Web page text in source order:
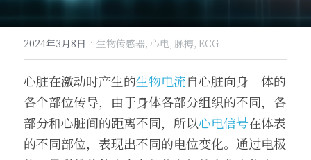
2024年3月8日 · 生物传感器, 心电, 脉搏, ECG
心脏在激动时产生的生物电流自心脏向身　体的
各个部位传导，由于身体各部分组织的不同，各
部分和心脏间的距离不同，所以心电信号在体表
的不同部位，表现出不同的电位变化。通过电极